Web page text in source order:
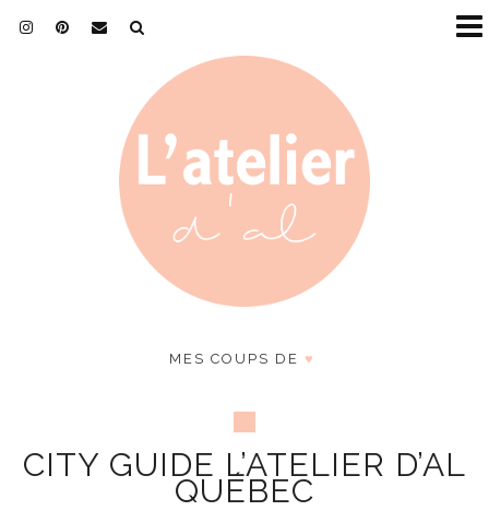
MES COUPS DE ♥
CITY GUIDE L’ATELIER D’AL
QUÉBEC